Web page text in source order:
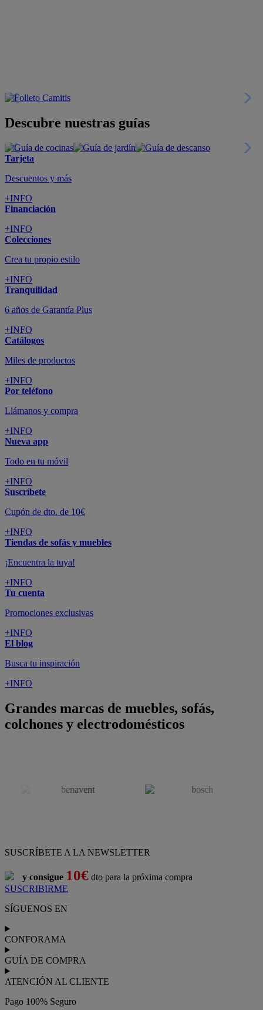
Descubre nuestras guías
Tarjeta
Descuentos y más
+INFO
Financiación
+INFO
Colecciones
Crea tu propio estilo
+INFO
Tranquilidad
6 años de Garantía Plus
+INFO
Catálogos
Miles de productos
+INFO
Por teléfono
Llámanos y compra
+INFO
Nueva app
Todo en tu móvil
+INFO
Suscríbete
Cupón de dto. de 10€
+INFO
Tiendas de sofás y muebles
¡Encuentra la tuya!
+INFO
Tu cuenta
Promociones exclusivas
+INFO
El blog
Busca tu inspiración
+INFO
Grandes marcas de muebles, sofás,
colchones y electrodomésticos
SUSCRÍBETE A LA NEWSLETTER
y consigue 10€ dto para la próxima compra
SUSCRIBIRME
SÍGUENOS EN
CONFORAMA
GUÍA DE COMPRA
ATENCIÓN AL CLIENTE
Pago 100% Seguro